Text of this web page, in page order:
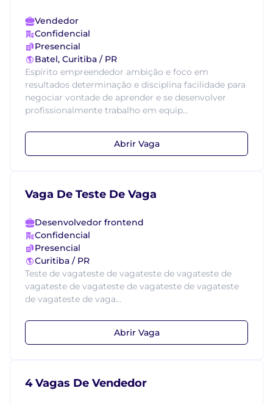
Vendedor
Confidencial
Presencial
Batel, Curitiba / PR
Espírito empreendedor ambição e foco em
resultados determinação e disciplina facilidade para
negociar vontade de aprender e se desenvolver
profissionalmente trabalho em equip...
Abrir Vaga
Vaga De Teste De Vaga
Desenvolvedor frontend
Confidencial
Presencial
Curitiba / PR
Teste de vagateste de vagateste de vagateste de
vagateste de vagateste de vagateste de vagateste
de vagateste de vaga...
Abrir Vaga
4 Vagas De Vendedor